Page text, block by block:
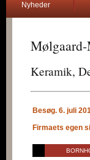
Nyheder
Mølgaard-
Keramik,
Besøg. 6. juli
Firmaets egen